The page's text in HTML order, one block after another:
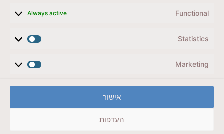
Functional
Always active
Statistics
Marketing
אישור
העדפות
לשליחת הודעת וואטסאפ
veyatsati.laolam@gmail.com
מדיניות פרטיות // תנאי שימוש באתר